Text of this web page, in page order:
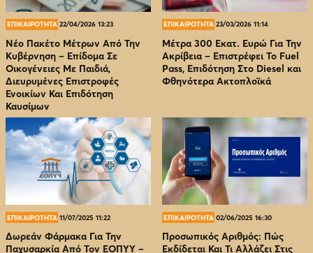
ΕΠΙΚΑΙΡΟΤΗΤΑ 22/04/2026 13:23
Νέο Πακέτο Μέτρων Από Την
Κυβέρνηση – Επίδομα Σε
Οικογένειες Με Παιδιά,
Διευρυμένες Επιστροφές
Ενοικίων Και Επιδότηση
Καυσίμων
ΕΠΙΚΑΙΡΟΤΗΤΑ 23/03/2026 11:14
Μέτρα 300 Εκατ. Ευρώ Για Την
Ακρίβεια – Επιστρέφει Το Fuel
Pass, Επιδότηση Στο Diesel και
Φθηνότερα Ακτοπλοϊκά
ΕΠΙΚΑΙΡΟΤΗΤΑ 11/07/2025 11:22
Δωρεάν Φάρμακα Για Την
Παχυσαρκία Από Τον EOΠΥΥ –
ΕΠΙΚΑΙΡΟΤΗΤΑ 02/06/2025 16:30
Προσωπικός Αριθμός: Πώς
Εκδίδεται Και Τι Αλλάζει Στις